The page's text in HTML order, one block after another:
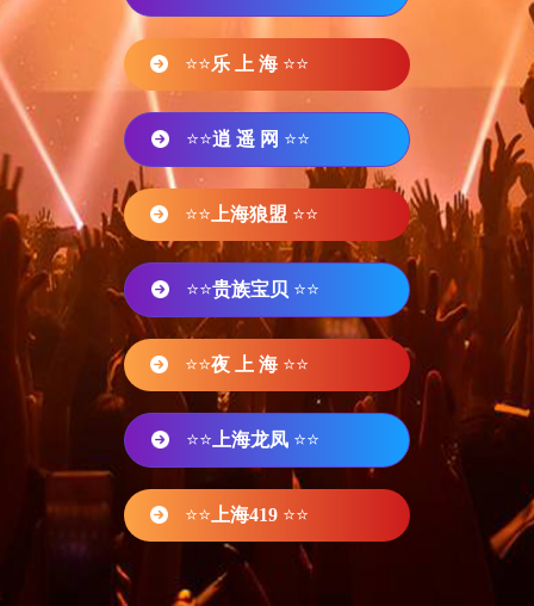
⭐⭐乐 上 海 ⭐⭐
⭐⭐逍 遥 网 ⭐⭐
⭐⭐ 上海狼盟 ⭐⭐
⭐⭐贵族宝贝 ⭐⭐
⭐⭐夜 上 海 ⭐⭐
⭐⭐ 上海龙凤 ⭐⭐
⭐⭐ 上海419 ⭐⭐